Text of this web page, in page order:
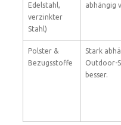
Edelstahl,
verzinkter
Stahl)
abhängig
Polster &
Bezugsstoffe
Stark
Outdoor-
besser.